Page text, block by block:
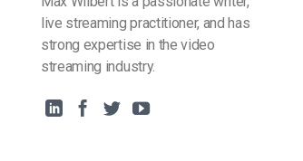
live streaming practitioner, and has
strong expertise in the video
streaming industry.